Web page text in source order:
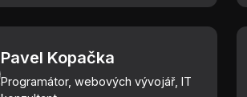
Pavel Kopačka
Programátor, webových vývojář, IT